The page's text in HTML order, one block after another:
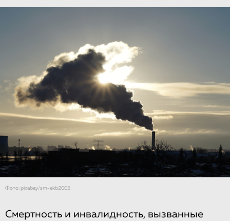
Фото: pixabay/sm-ekb2005
Смертность и инвалидность, вызванные